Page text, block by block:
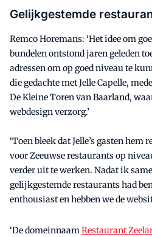
Gelijkgestemde
Remco Horemans: ‘Het idee om
bundelen ontstond jaren geleden
adressen om op goed niveau te
die gedachte met Jelle Capelle,
De Kleine Toren van Baarland,
webdesign verzorg.’
‘Toen bleek dat Jelle’s gasten
voor Zeeuwse restaurants op
verder uit te werken. Nadat ik
gelijkgestemde restaurants had
enthousiast en hebben we de
‘De domeinnaamRestaurant